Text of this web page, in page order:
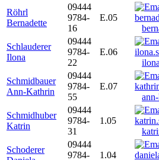
Röhrl
Bernadette
09444
9784-
16
E.05
Schlauderer
Ilona
09444
9784-
22
E.06
Schmidbauer
Ann-Kathrin
09444
9784-
55
E.07
Schmidhuber
Katrin
09444
9784-
31
1.05
Schoderer
09444
9784-
1.04